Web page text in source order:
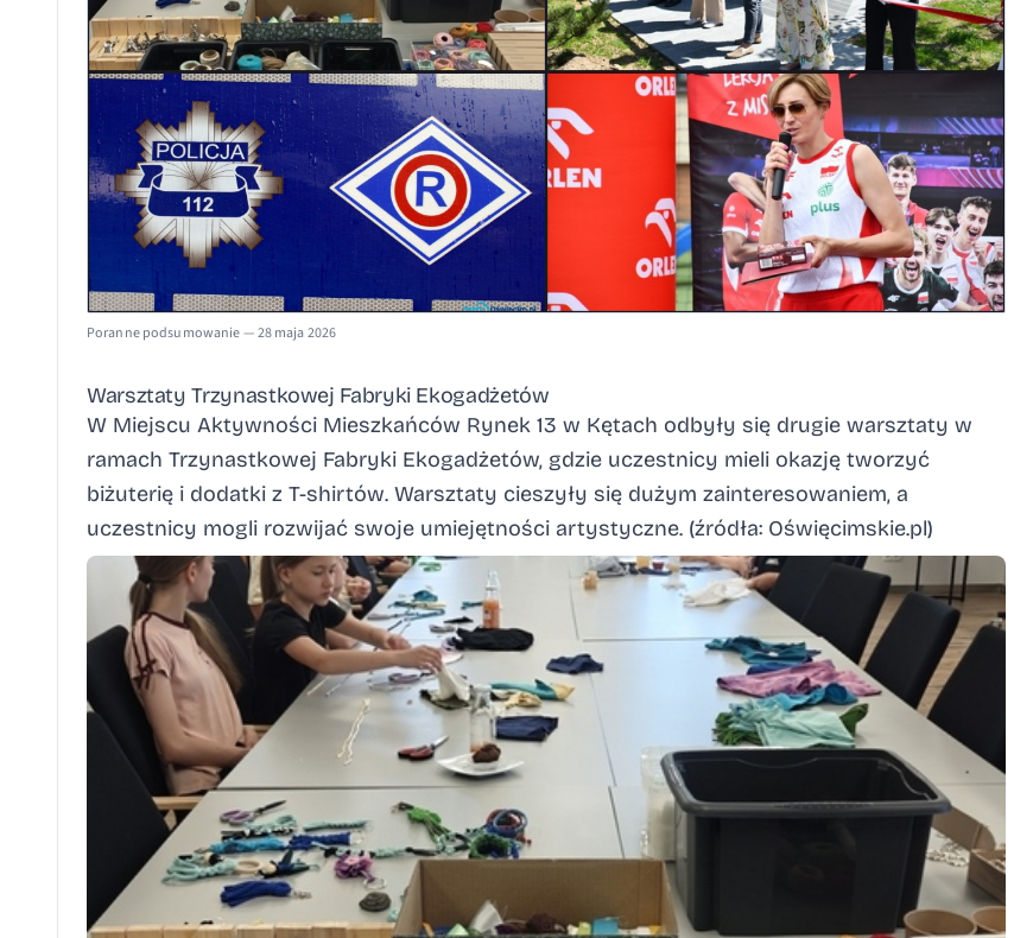
Poranne podsumowanie — 28 maja 2026
Warsztaty Trzynastkowej Fabryki Ekogadżetów
W Miejscu Aktywności Mieszkańców Rynek 13 w Kętach odbyły się drugie warsztaty w
ramach Trzynastkowej Fabryki Ekogadżetów, gdzie uczestnicy mieli okazję tworzyć
biżuterię i dodatki z T-shirtów. Warsztaty cieszyły się dużym zainteresowaniem, a
uczestnicy mogli rozwijać swoje umiejętności artystyczne. (źródła: Oświęcimskie.pl)